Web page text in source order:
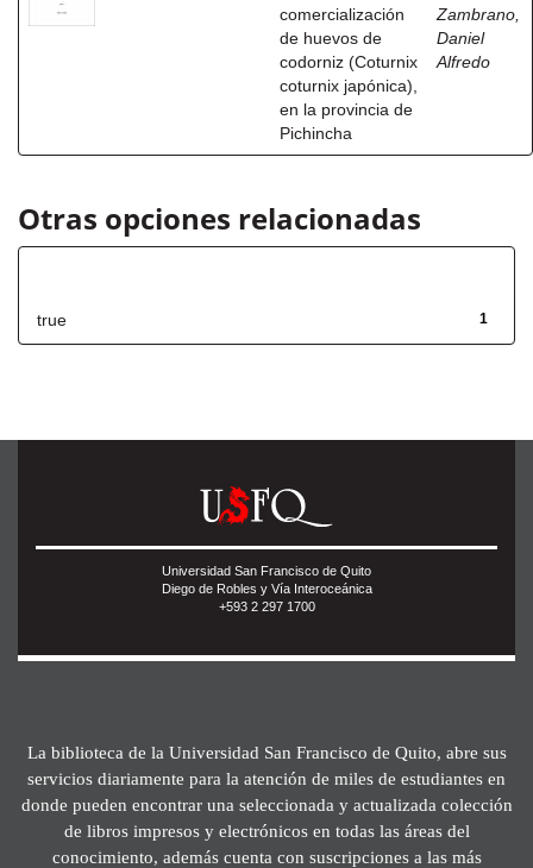
comercialización
de huevos de
codorniz (Coturnix
coturnix japónica),
en la provincia de
Pichincha
Zambrano,
Daniel
Alfredo
Otras opciones relacionadas
1
true
Universidad San Francisco de Quito
Diego de Robles y Vía Interoceánica
+593 2 297 1700
La biblioteca de la Universidad San Francisco de Quito, abre sus
servicios diariamente para la atención de miles de estudiantes en
donde pueden encontrar una seleccionada y actualizada colección
de libros impresos y electrónicos en todas las áreas del
conocimiento, además cuenta con suscripciones a las más